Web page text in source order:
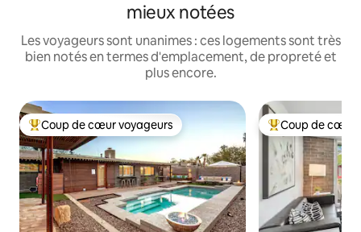
mieux notées
Les voyageurs sont unanimes : ces logements sont très
bien notés en termes d'emplacement, de propreté et
plus encore.
Coups de cœur voyageurs les plus appréciés
Coup de cœur voyageurs Coups de cœur
Coup de cœur